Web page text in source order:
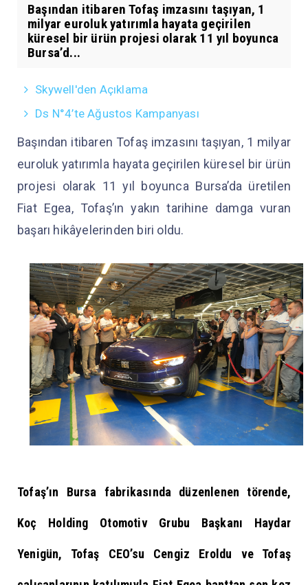
Başından itibaren Tofaş imzasını taşıyan, 1
milyar euroluk yatırımla hayata geçirilen
küresel bir ürün projesi olarak 11 yıl boyunca
Bursa’d...
Skywell'den Açıklama
Ds N°4’te Ağustos Kampanyası
Başından itibaren Tofaş imzasını taşıyan, 1 milyar
euroluk yatırımla hayata geçirilen küresel bir ürün
projesi olarak 11 yıl boyunca Bursa’da üretilen
Fiat Egea, Tofaş’ın yakın tarihine damga vuran
başarı hikâyelerinden biri oldu.
Tofaş’ın Bursa fabrikasında düzenlenen törende,
Koç Holding Otomotiv Grubu Başkanı Haydar
Yenigün, Tofaş CEO’su Cengiz Eroldu ve Tofaş